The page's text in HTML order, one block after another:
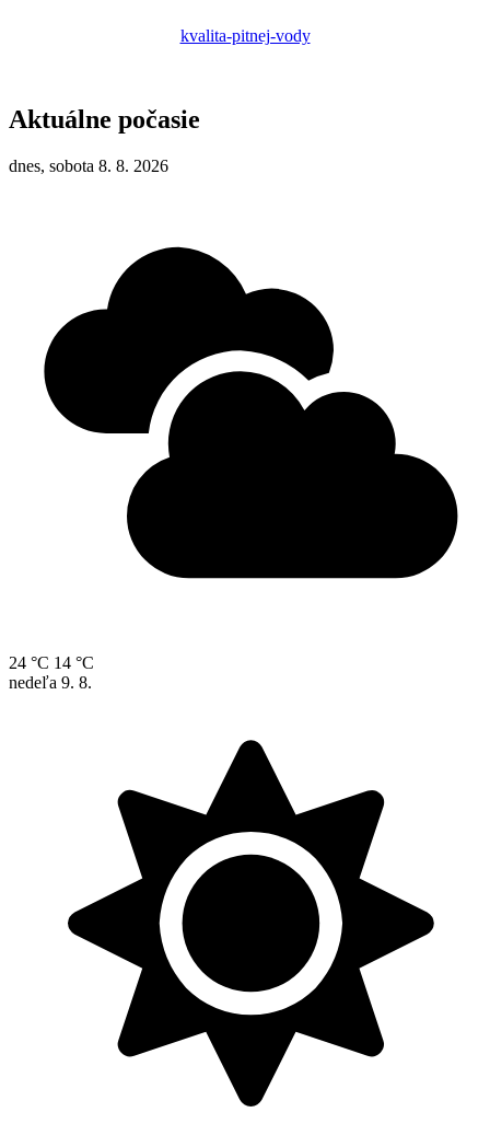
kvalita-pitnej-vody
Aktuálne počasie
dnes, sobota 8. 8. 2026
24 °C 14 °C
nedeľa 9. 8.